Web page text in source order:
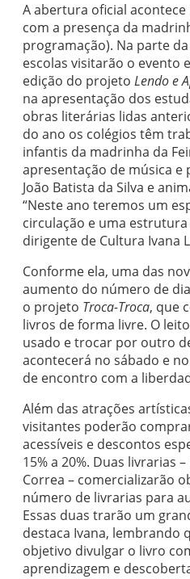
A abertura oficial acontece
com a presença da
programação). Na parte
escolas visitarão o evento
edição do projeto Lendo e
na apresentação dos
obras literárias lidas
do ano os colégios têm
infantis da madrinha da
apresentação de música
João Batista da Silva e
“Neste ano teremos um
circulação e uma estrutura
dirigente de Cultura Ivana
Conforme ela, uma das
aumento do número de
o projeto Troca-Troca, que
livros de forma livre. O
usado e trocar por outro
acontecerá no sábado e
de encontro com a
Além das atrações
visitantes poderão
acessíveis e descontos
15% a 20%. Duas livrarias
Correa – comercializarão
número de livrarias para
Essas duas trarão um
destaca Ivana, lembrando
objetivo divulgar o livro
aprendizagem e